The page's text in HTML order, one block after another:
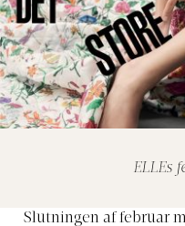
ELLEs
Slutningen af februar